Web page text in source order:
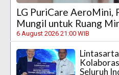
LG PuriCare AeroMini,
Mungil untuk Ruang
6 August 2026 21:00 WIB
Seluruh